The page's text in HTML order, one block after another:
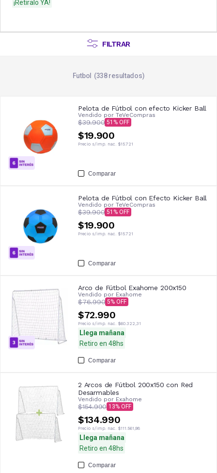
¡Retiralo YA!
FILTRAR
Futbol 338resultados
Pelota de Fútbol con efecto Kicker Ball
Vendido por TeVeCompras
$39.900 51
$19.900
Precio s/imp. nac. $15.721
Comparar
Pelota de Fútbol con Efecto Kicker Ball
Vendido por TeVeCompras
$39.900 51
$19.900
Precio s/imp. nac. $15.721
Comparar
Arco de Fútbol Exahome 200x150
Vendido por Exahome
$76.990 5
$72.990
Precio s/imp. nac. $60.322,31
Llega mañana
Retiro en 48hs
Comparar
2 Arcos de Fútbol 200x150 con Red
Desarmables
Vendido por Exahome
$154.990 13
$134.990
Precio s/imp. nac. $111.561,98
Llega mañana
Retiro en 48hs
Comparar